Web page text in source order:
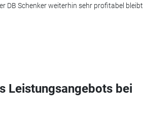
DB Schenker weiterhin sehr profitabel bleibt.
Leistungsangebots bei